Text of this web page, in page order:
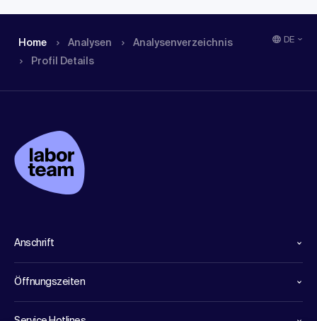
Home Analysen
Analysen­verzeichnis
Profil Details
DE
Anschrift
Öffnungszeiten